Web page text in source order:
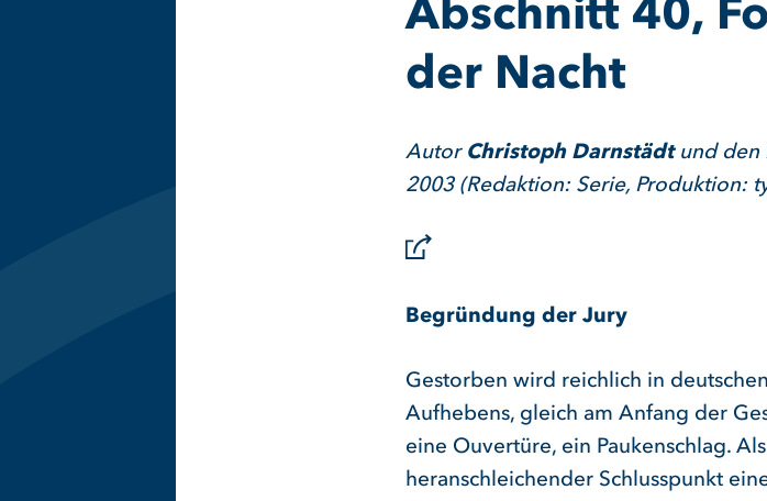
Abschnitt 40,
der Nacht
Autor Christoph Darnstädt und den
2003 (Redaktion: Serie, Produktion:
Begründung der Jury
Gestorben wird reichlich in
Aufhebens, gleich am Anfang der
eine Ouvertüre, ein Paukenschlag.
heranschleichender Schlusspunkt